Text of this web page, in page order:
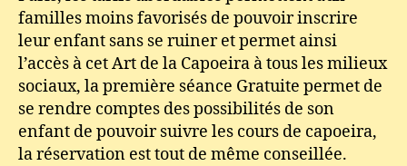
familles moins favorisés de pouvoir inscrire
leur enfant sans se ruiner et permet ainsi
l’accès à cet Art de la Capoeira à tous les milieux
sociaux, la première séance Gratuite permet de
se rendre comptes des possibilités de son
enfant de pouvoir suivre les cours de capoeira,
la réservation est tout de même conseillée.